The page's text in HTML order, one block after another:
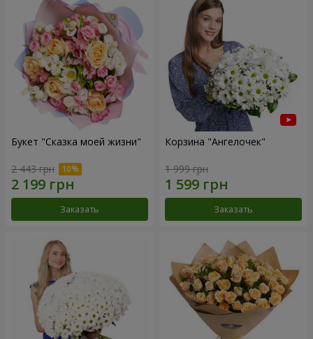
Букет "Сказка моей жизни"
2 443 грн
Заказать
Корзина "Ангелочек"
1 999 грн
Заказать